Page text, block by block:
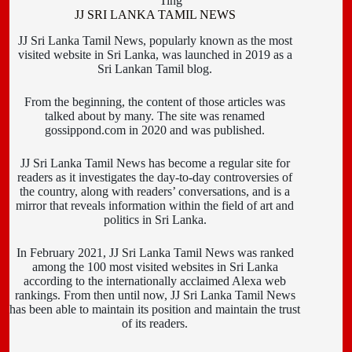
JJ SRI LANKA TAMIL NEWS
JJ Sri Lanka Tamil News, popularly known as the most
visited website in Sri Lanka, was launched in 2019 as a
Sri Lankan Tamil blog.
From the beginning, the content of those articles was
talked about by many. The site was renamed
gossippond.com in 2020 and was published.
JJ Sri Lanka Tamil News has become a regular site for
readers as it investigates the day-to-day controversies of
the country, along with readers’ conversations, and is a
mirror that reveals information within the field of art and
politics in Sri Lanka.
In February 2021, JJ Sri Lanka Tamil News was ranked
among the 100 most visited websites in Sri Lanka
according to the internationally acclaimed Alexa web
rankings. From then until now, JJ Sri Lanka Tamil News
has been able to maintain its position and maintain the trust
of its readers.